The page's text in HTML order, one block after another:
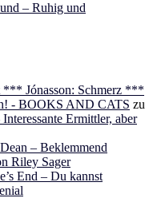
– Ruhig und
Jónasson: Schmerz ***
- BOOKS AND CATS zu
Ermittler, aber
– Beklemmend
Riley Sager
End – Du kannst